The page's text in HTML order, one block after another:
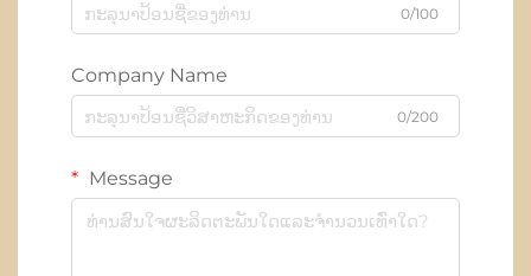
0/100
Company Name
0/200
Message